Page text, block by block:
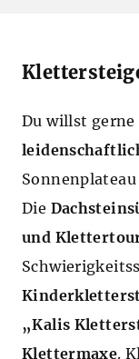
Du willst gerne
Die
und
„Kalis
Klettermaxe.